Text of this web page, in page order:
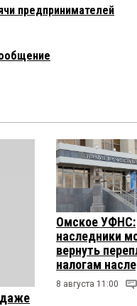
предпринимателей
Омское УФНС:
наследники
вернуть
налогам
8 августа 11:00